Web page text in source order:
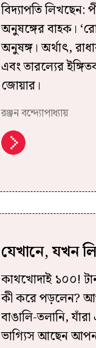
বিদ্যাপতি লিখছেন:
অনুষঙ্গের বাহক।
অনুষঙ্গ। অর্থাৎ,
এবং তারল্যের
জোয়ার।
রঞ্জন বন্দ্যোপাধ্যায়
যেখানে, যখন
কাথখোদাই ১০০!
কী করে পড়লেন?
বাঙালি-তলানি,
ভাগ্যিস আছেন